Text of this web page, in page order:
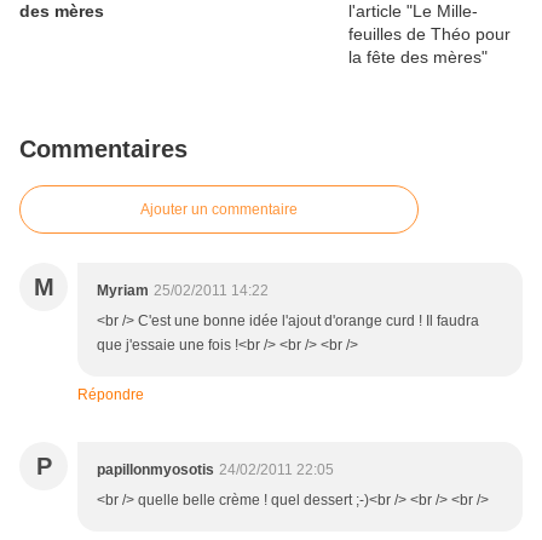
des mères
Commentaires
Ajouter un commentaire
M Myriam 25/02/2011 14:22
<br /> C'est une bonne idée l'ajout d'orange curd ! Il faudra
que j'essaie une fois !<br /> <br /> <br />
Répondre
P papillonmyosotis 24/02/2011 22:05
<br /> quelle belle crème ! quel dessert ;-)<br /> <br /> <br />